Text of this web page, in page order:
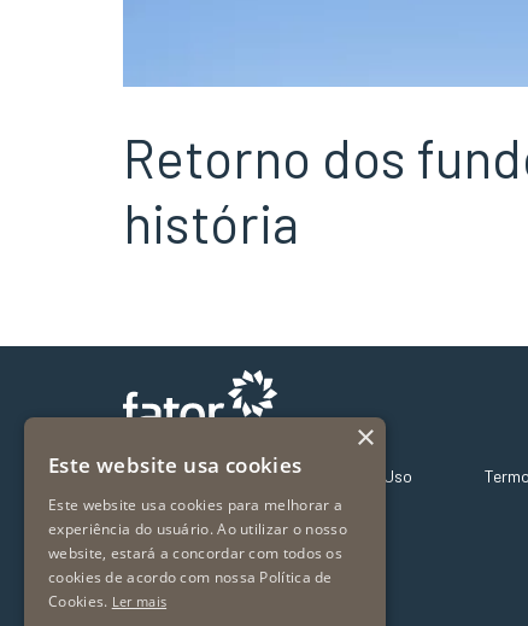
Retorno dos
história
Sobre Nós – Fator Far
Nossos Fundos
Fundos Exclusivos
Vídeos
Termos de Uso
×
Este website usa cookies
Este website usa cookies para melhorar a
experiência do usuário. Ao utilizar o nosso
website, estará a concordar com todos os
cookies de acordo com nossa Política de
Cookies. Ler mais